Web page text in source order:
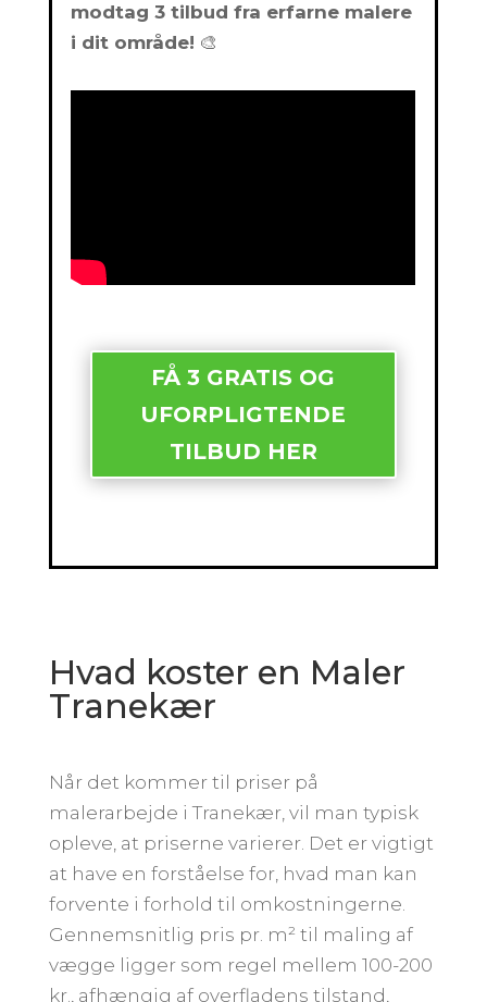
modtag 3 tilbud fra erfarne malere
i dit område! 🎨
FÅ 3 GRATIS OG
UFORPLIGTENDE
TILBUD HER
Hvad koster en Maler
Tranekær
Når det kommer til priser på
malerarbejde i Tranekær, vil man typisk
opleve, at priserne varierer. Det er vigtigt
at have en forståelse for, hvad man kan
forvente i forhold til omkostningerne.
Gennemsnitlig pris pr. m² til maling af
vægge ligger som regel mellem 100-200
kr., afhængig af overfladens tilstand,